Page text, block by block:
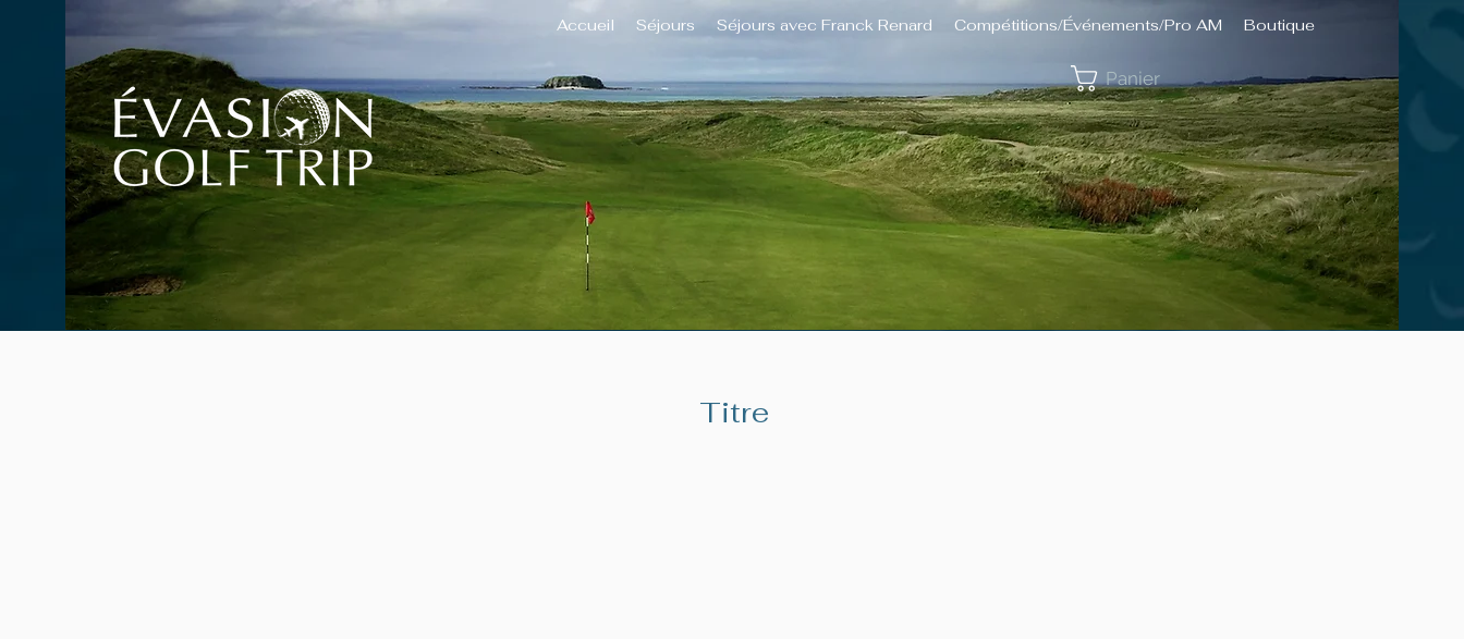
Accueil Séjours Séjours avec Franck Renard Compétitions/Événements/Pro AM Boutique
Panier
Titre